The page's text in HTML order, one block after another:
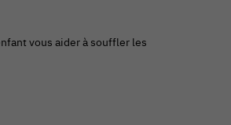
vous aider à souffler les